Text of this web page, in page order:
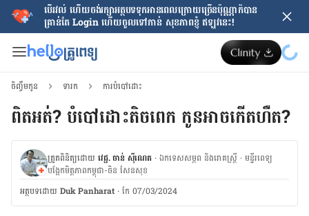
បើរវល់ ហើយចង់​រក្សាអត្ថបទទុកអានពេលក្រោយ​ច្រើនប៉ុណ្ណាក៏បាន
គ្រាន់តែ​ Login ហើយចូលទៅកាន់ សុខភាពខ្ញុំ ឥឡូវនេះ!
ចិញ្ចឹមកូន ទារក ការបំបៅដោះ
ពិតអត់? បំបៅ​ដោះតិចពេក កូន​អាច​កើត​ហឺត?
ត្រួតពិនិត្យដោយ វេជ្ជ. ចាន់ ស៊ីណេត ·ឯកទេសសម្ភព និងរោគស្ត្រី ·ម​ន្ទីរពេទ្យ
បង្អែកមិត្តភាពកម្ពុជា-ចិន សែនសុខ
អត្ថបទ​ដោយ Duk Panharat ·កែ 07/03/2024